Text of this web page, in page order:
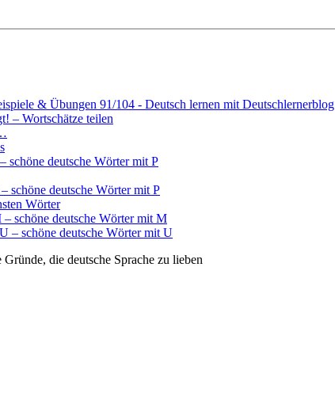
& Übungen 91/104 - Deutsch lernen mit Deutschlernerblog
– Wortschätze teilen
schöne deutsche Wörter mit P
schöne deutsche Wörter mit P
Wörter
schöne deutsche Wörter mit M
– schöne deutsche Wörter mit U
die deutsche Sprache zu lieben